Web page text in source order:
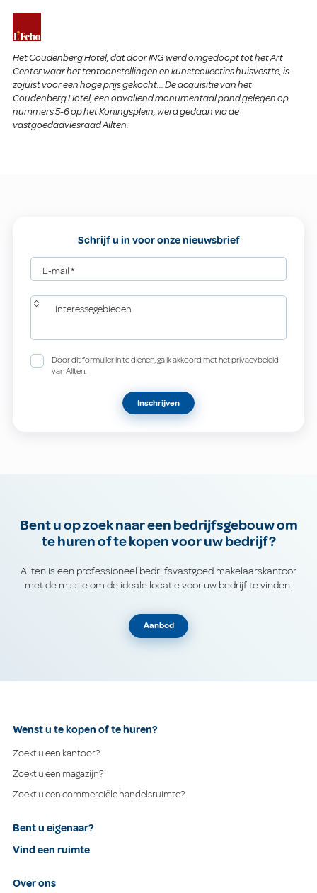
Het Coudenberg Hotel, dat door ING werd omgedoopt tot het Art
Center waar het tentoonstellingen en kunstcollecties huisvestte, is
zojuist voor een hoge prijs gekocht... De acquisitie van het
Coudenberg Hotel, een opvallend monumentaal pand gelegen op
nummers 5-6 op het Koningsplein, werd gedaan via de
vastgoedadviesraad Allten.
Schrijf u in voor onze nieuwsbrief
E-mail*
Interessegebieden
Door dit formulier in te dienen, ga ik akkoord met het privacybeleid
van Allten.
Inschrijven
Bent u op zoek naar een bedrijfsgebouw om
te huren of te kopen voor uw bedrijf?
Allten is een professioneel bedrijfsvastgoed makelaarskantoor
met de missie om de ideale locatie voor uw bedrijf te vinden.
Aanbod
Wenst u te kopen of te huren?
Zoekt u een kantoor?
Zoekt u een magazijn?
Zoekt u een commerciële handelsruimte?
Bent u eigenaar?
Vind een ruimte
Over ons